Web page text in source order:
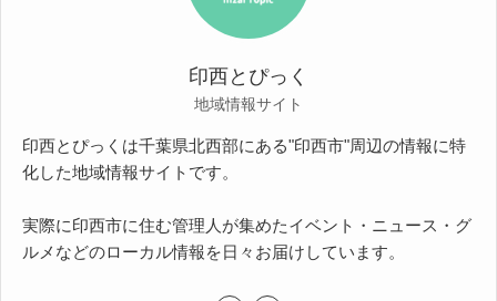
印西とぴっく
地域情報サイト
印西とぴっくは千葉県北西部にある"印西市"周辺の情報に特
化した地域情報サイトです。
実際に印西市に住む管理人が集めたイベント・ニュース・グ
ルメなどのローカル情報を日々お届けしています。